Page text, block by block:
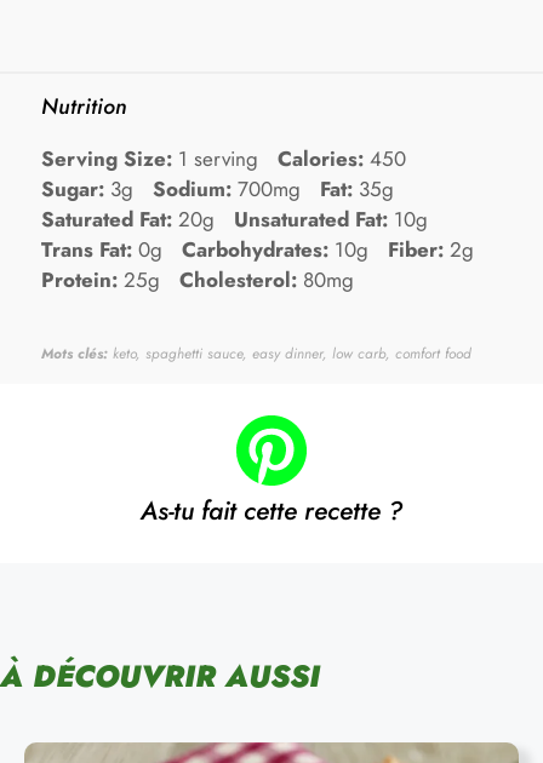
Nutrition
Serving Size: 1 serving Calories: 450
Sugar: 3g Sodium: 700mg Fat: 35g
Saturated Fat: 20g Unsaturated Fat: 10g
Trans Fat: 0g Carbohydrates: 10g Fiber: 2g
Protein: 25g Cholesterol: 80mg
Mots clés: keto, spaghetti sauce, easy dinner, low carb, comfort food
As-tu fait cette recette ?
À DÉCOUVRIR AUSSI